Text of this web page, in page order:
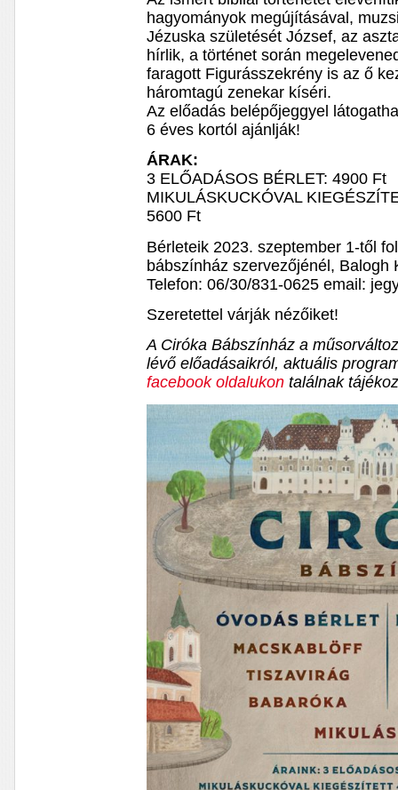
hagyományok megújításával,
Jézuska születését József, az
hírlik, a történet során
faragott Figurásszekrény is az ő
háromtagú zenekar kíséri.
Az előadás belépőjeggyel
6 éves kortól ajánlják!
ÁRAK:
3 ELŐADÁSOS BÉRLET: 4900 Ft
MIKULÁSKUCKÓVAL
5600 Ft
Bérleteik 2023. szeptember 1-től
bábszínház szervezőjénél, Balogh
Telefon: 06/30/831-0625 email:
Szeretettel várják nézőiket!
A Ciróka Bábszínház a
lévő előadásaikról, aktuális
facebook oldalukon találnak